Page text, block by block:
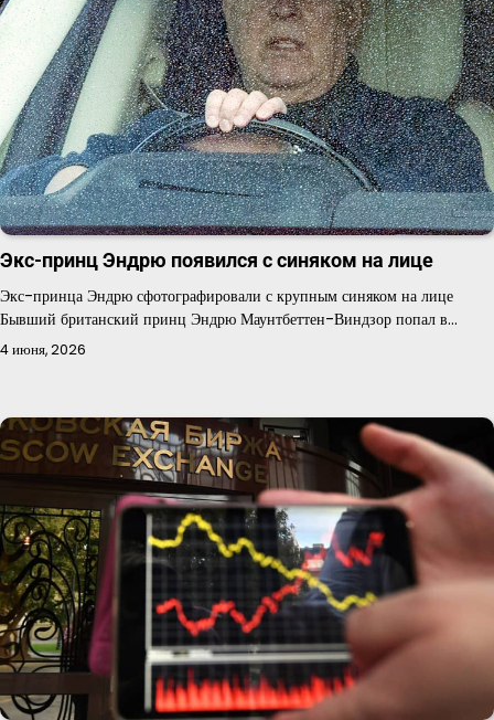
Экс-принц Эндрю появился с синяком на лице
Экс-принца Эндрю сфотографировали с крупным синяком на лице
Бывший британский принц Эндрю Маунтбеттен-Виндзор попал в…
4 июня, 2026